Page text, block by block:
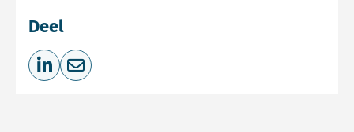
Deel
Deel op LinkedIn
Deel via e-mail